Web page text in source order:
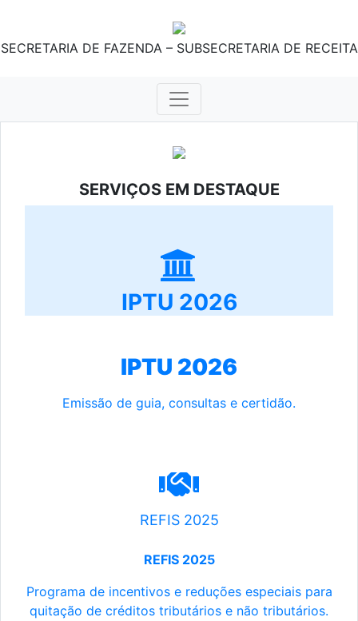
SECRETARIA DE FAZENDA – SUBSECRETARIA DE RECEITA
SERVIÇOS EM DESTAQUE
IPTU 2026
IPTU 2026
Emissão de guia, consultas e certidão.
REFIS 2025
REFIS 2025
Programa de incentivos e reduções especiais para
quitação de créditos tributários e não tributários.